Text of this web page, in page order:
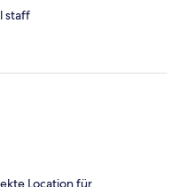
staff
Location für